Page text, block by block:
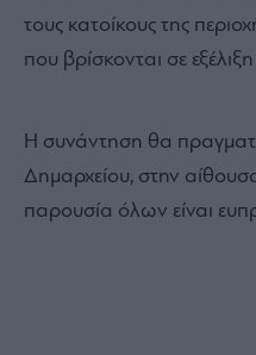
τους κατοίκους της
που βρίσκονται σε
Η συνάντηση θα
Δημαρχείου, στην
παρουσία όλων είναι